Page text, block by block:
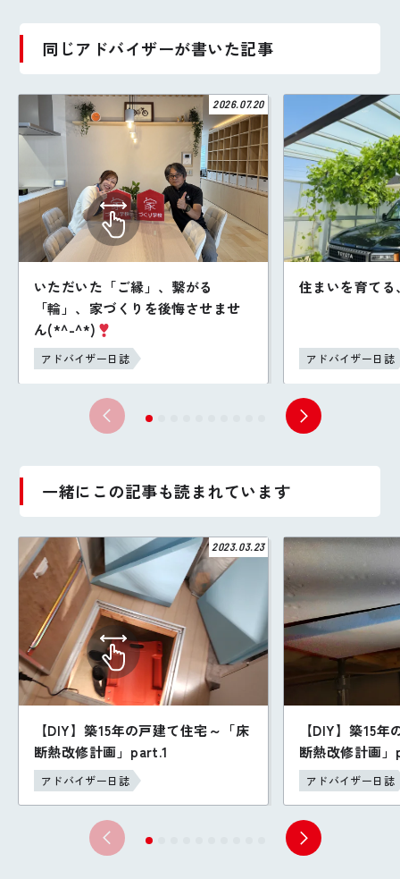
同じアドバイザーが書いた記事
いただいた「ご縁」、繋がる
「輪」、家づくりを後悔させませ
ん(*^-^*)
2026.07.20
アドバイザー日誌
住まいを育て
アドバイザー日誌
一緒にこの記事も読まれています
【DIY】築15年の戸建て住宅～「床
断熱改修計画」part.1
2023.03.23
アドバイザー日誌
【DIY】築15
断熱改修計画
アドバイザー日誌